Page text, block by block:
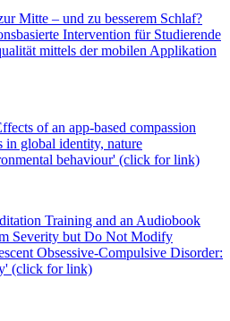
Mitte – und zu besserem Schlaf?
Intervention für Studierende
mittels der mobilen Applikation
of an app-based compassion
in global identity, nature
behaviour' (click for link)
Training and an Audiobook
Severity but Do Not Modify
Obsessive-Compulsive Disorder:
(click for link)